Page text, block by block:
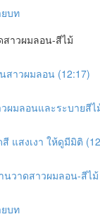
บท
สาวผมลอน-สีไม้
สาวผมลอน (12:17)
ผมลอนและระบายสี
แสงเงา ให้ดูมีมิติ
นวาดสาวผมลอน-สีไม้
บท